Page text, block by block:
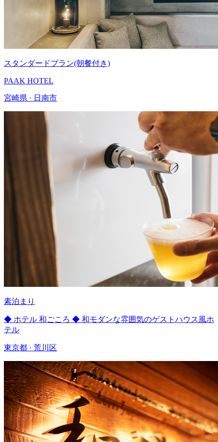
スタンダードプラン(朝餐付き)
PAAK HOTEL
宮崎県 · 日南市
素泊まり
◆ ホテル 和ごころ ◆ 和モダンな雰囲気のゲストハウス風ホ
テル
東京都 · 荒川区